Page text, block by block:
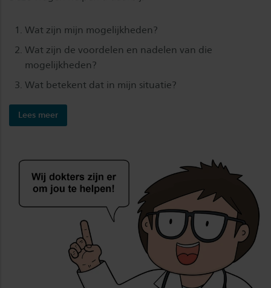
Wat zijn mijn mogelijkheden?
Wat zijn de voordelen en nadelen van die
mogelijkheden?
Wat betekent dat in mijn situatie?
Lees meer